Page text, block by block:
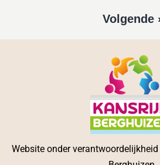
Volgende
Website onder